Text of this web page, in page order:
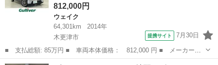
812,000円
ウェイク
64,301km
2014年
木更津市
提携サイト 7月30日
■ 支払総額: 85万円 ■ 車両本体価格： 812,000 円 ■ メーカー
名： ダイハツ ■ 車種名： ウェイク ■ グレード名： Ｌ Ｓ
千葉 木更津市 ウェイク